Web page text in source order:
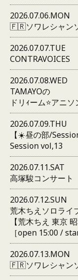
2026.07.06.MON
🇫🇷ソワレシャン
2026.07.07.TUE
CONTRAVOICES
2026.07.08.WED
TAMAYOの
ドリｨーム⭐️アニ
2026.07.09.THU
【☀️昼の部/
Session vol,13
2026.07.11.SAT
高塚駿コンサート
2026.07.12.SUN
荒木ちえソロライ
【荒木ちえ 東京
［open 15:00 /
2026.07.13.MON
🇫🇷ソワレシャン